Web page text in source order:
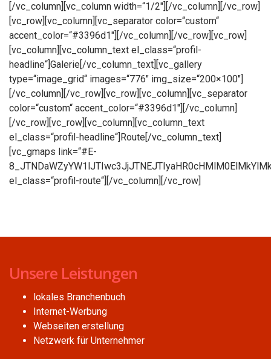
[/vc_column][vc_column width=“1/2″][/vc_column][/vc_row]
[vc_row][vc_column][vc_separator color=“custom“
accent_color=“#3396d1″][/vc_column][/vc_row][vc_row]
[vc_column][vc_column_text el_class=“profil-
headline“]Galerie[/vc_column_text][vc_gallery
type=“image_grid“ images=“776″ img_size=“200×100″]
[/vc_column][/vc_row][vc_row][vc_column][vc_separator
color=“custom“ accent_color=“#3396d1″][/vc_column]
[/vc_row][vc_row][vc_column][vc_column_text
el_class=“profil-headline“]Route[/vc_column_text]
[vc_gmaps link=“#E-
el_class=“profil-route“][/vc_column][/vc_row]
Unsere Leistungen
lokales Branchenbuch
Internet-Werbung
Webseiten erstellung
Netzwerk für Unternehmer